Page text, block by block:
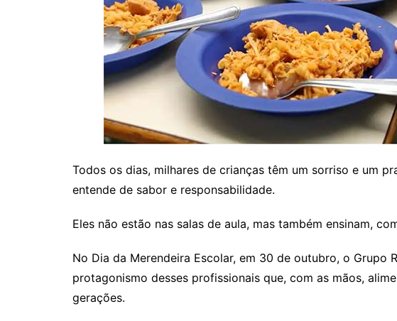
Todos os dias, milhares de crianças têm um sorriso e um
entende de sabor e responsabilidade.
Eles não estão nas salas de aula, mas também ensinam,
No Dia da Merendeira Escolar, em 30 de outubro, o Grupo
protagonismo desses profissionais que, com as mãos,
gerações.